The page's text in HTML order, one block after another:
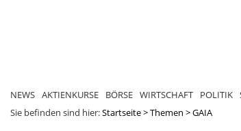
NEWS AKTIENKURSE BÖRSE WIRTSCHAFT POLITIK
Sie befinden sind hier:Startseite>Themen >GAIA